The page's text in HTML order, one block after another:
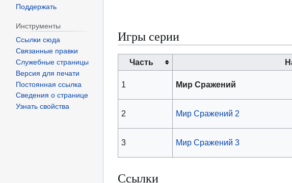
Игры серии
Часть
1 Мир Сражений
2 Мир Сражений 2
3 Мир Сражений 3
Ссылки
Поддержать
Инструменты
Ссылки сюда
Связанные правки
Служебные страницы
Версия для печати
Постоянная ссылка
Сведения о странице
Узнать свойства